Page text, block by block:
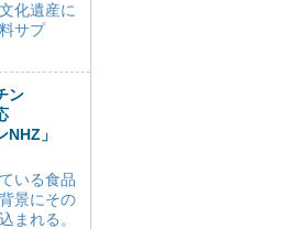
化遺産に
サプ
ン
NHZ」
いる食品
景にその
まれる。